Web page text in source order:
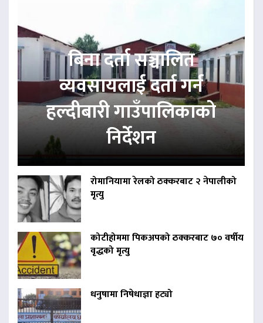
बिना दर्ता सञ्चालित
व्यवसायलाई दर्ता गर्न
हल्दीबारी गाउँपालिकाको
निर्देशन
रोमानियामा रेलको ठक्करबाट २ नेपालीको
मृत्यु
कोटीहोममा पिकअपको ठक्करबाट ७० वर्षीय
वृद्धको मृत्यु
धनुषामा निषेधाज्ञा हट्यो